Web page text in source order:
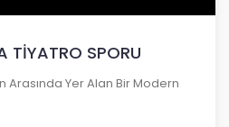
TİYATRO SPORU
Arasında Yer Alan Bir Modern